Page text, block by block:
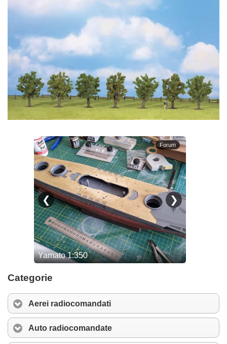
Categorie
Aerei radiocomandati
Auto radiocomandate